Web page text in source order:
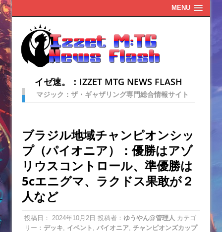
MENU
イゼ速。：IZZET MTG NEWS FLASH
マジック：ザ・ギャザリング専門総合情報サイト
ブラジル地域チャンピオンシッ
プ（パイオニア）：優勝はアゾ
リウスコントロール、準優勝は
5cエニグマ、ラクドス果敢が２
人など
投稿日： 2024年10月2日 投稿者： ゆうやん@管理人 カテゴ
リー： デッキ イベント パイオニア チャンピオンズカップ